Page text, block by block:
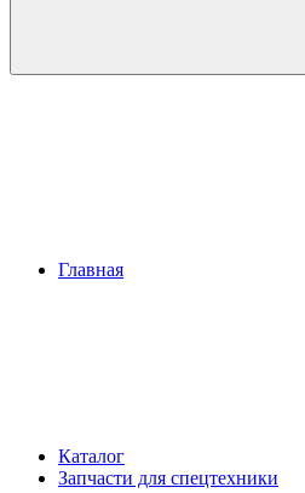
Главная
Каталог
Запчасти для спецтехники